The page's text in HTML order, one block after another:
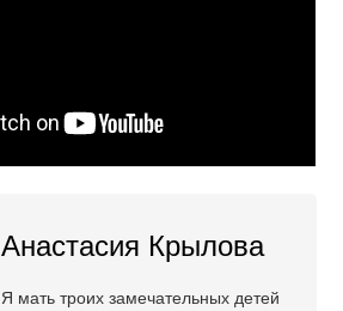
Анастасия Крылова
Я мать троих замечательных детей